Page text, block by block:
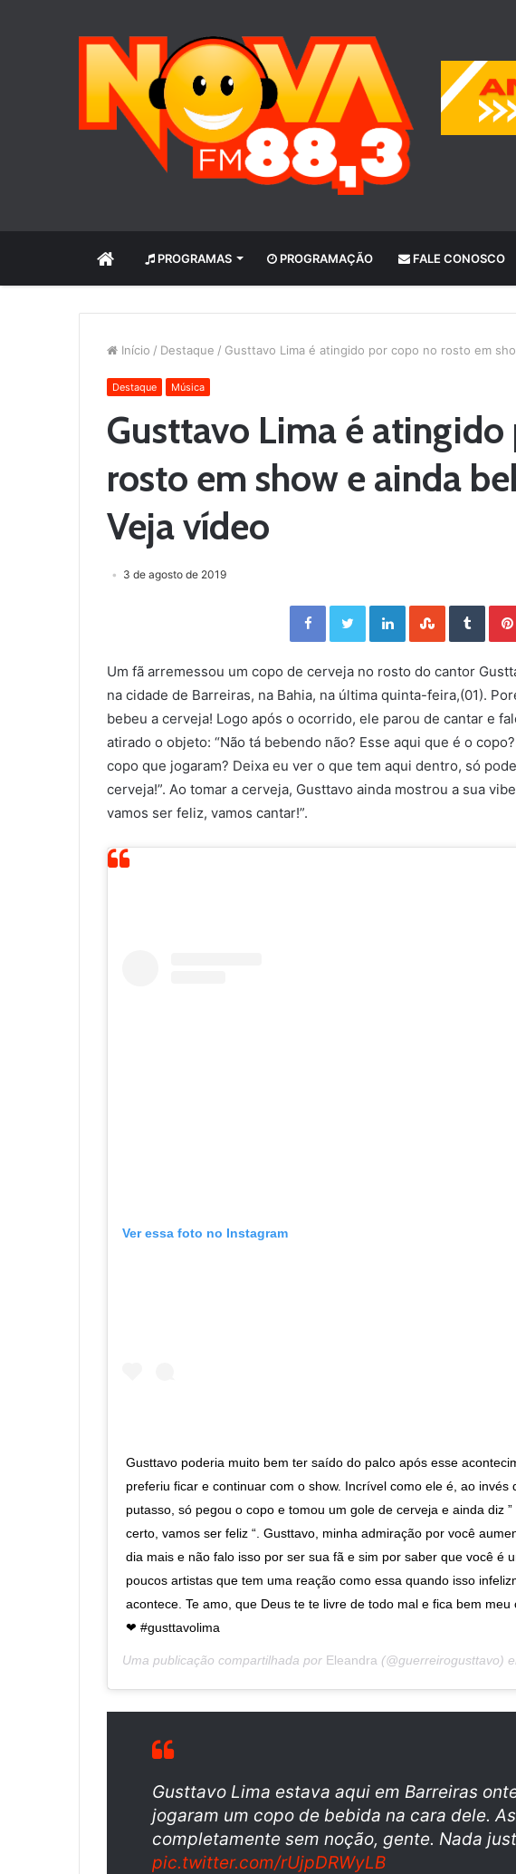
INÍCIO PROGRAMAS PROGRAMAÇÃO FALE CONOSCO
Início / Destaque / Gusttavo Lima é atingido por copo no rosto em
Destaque Música
Gusttavo Lima é
rosto em show e ainda
Veja vídeo
3 de agosto de 2019
Facebook Twitter LinkedIn StumbleUpon Tumblr
Um fã arremessou um copo de cerveja no rosto do cantor
na cidade de Barreiras, na Bahia, na última quinta-feira,(01).
bebeu a cerveja! Logo após o ocorrido, ele parou de cantar e
atirado o objeto: “Não tá bebendo não? Esse aqui que é o
copo que jogaram? Deixa eu ver o que tem aqui dentro, só
cerveja!”. Ao tomar a cerveja, Gusttavo ainda mostrou a sua
vamos ser feliz, vamos cantar!”.
Ver essa foto no Instagram
Gusttavo poderia muito bem ter saído do palco após esse
preferiu ficar e continuar com o show. Incrível como ele é, ao invés
putasso, só pegou o copo e tomou um gole de cerveja e ainda diz ”
certo, vamos ser feliz “. Gusttavo, minha admiração por você
dia mais e não falo isso por ser sua fã e sim por saber que você é
poucos artistas que tem uma reação como essa quando isso
acontece. Te amo, que Deus te te livre de todo mal e fica bem meu
❤ #gusttavolima
Uma publicação compartilhada por Eleandra (@guerreirogusttavo)
Gusttavo Lima estava aqui em Barreiras
jogaram um copo de bebida na cara dele.
completamente sem noção, gente. Nada
pic.twitter.com/rUjpDRWyLB